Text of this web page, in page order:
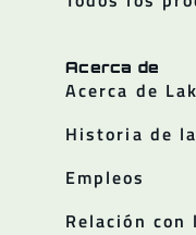
Acerca de
Acerca de
Historia de
Empleos
Relación